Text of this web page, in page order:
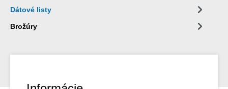
Dátové listy
Brožúry